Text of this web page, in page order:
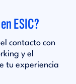
ESIC?
contacto con
y el
tu experiencia